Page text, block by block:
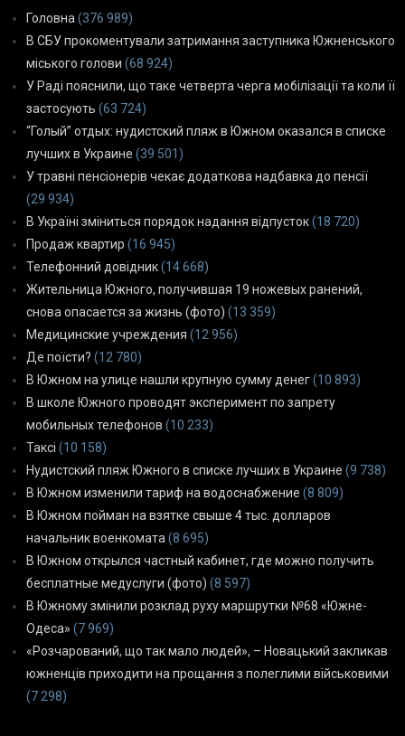
Головна (376 989)
В СБУ прокоментували затримання заступника Южненського
міського голови (68 924)
У Раді пояснили, що таке четверта черга мобілізації та коли її
застосують (63 724)
“Голый” отдых: нудистский пляж в Южном оказался в списке
лучших в Украине (39 501)
У травні пенсіонерів чекає додаткова надбавка до пенсії
(29 934)
В Україні зміниться порядок надання відпусток(18 720)
Продаж квартир (16 945)
Телефонний довідник(14 668)
Жительница Южного, получившая 19 ножевых ранений,
снова опасается за жизнь (фото) (13 359)
Медицинские учреждения (12 956)
Де поїсти? (12 780)
В Южном на улице нашли крупную сумму денег(10 893)
В школе Южного проводят эксперимент по запрету
мобильных телефонов (10 233)
Таксі (10 158)
Нудистский пляж Южного в списке лучших в Украине (9 738)
В Южном изменили тариф на водоснабжение (8 809)
В Южном пойман на взятке свыше 4 тыс. долларов
начальник военкомата (8 695)
В Южном открылся частный кабинет, где можно получить
бесплатные медуслуги (фото) (8 597)
В Южному змінили розклад руху маршрутки №68 «Южне-
Одеса» (7 969)
«Розчарований, що так мало людей», – Новацький закликав
южненців приходити на прощання з полеглими військовими
(7 298)